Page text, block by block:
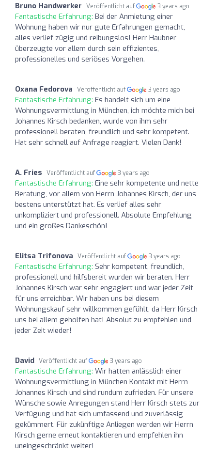
Bruno Handwerker Veröffentlicht auf 3 years ago
Fantastische Erfahrung: Bei der Anmietung einer
Wohnung haben wir nur gute Erfahrungen gemacht,
alles verlief zügig und reibungslos! Herr Haubner
überzeugte vor allem durch sein effizientes,
professionelles und seriöses Vorgehen.
Oxana Fedorova Veröffentlicht auf 3 years ago
Fantastische Erfahrung: Es handelt sich um eine
Wohnungsvermittlung in München, ich möchte mich bei
Johannes Kirsch bedanken, wurde von ihm sehr
professionell beraten, freundlich und sehr kompetent.
Hat sehr schnell auf Anfrage reagiert. Vielen Dank!
A. Fries Veröffentlicht auf 3 years ago
Fantastische Erfahrung: Eine sehr kompetente und nette
Beratung, vor allem von Herrn Johannes Kirsch, der uns
bestens unterstützt hat. Es verlief alles sehr
unkompliziert und professionell. Absolute Empfehlung
und ein großes Dankeschön!
Elitsa Trifonova Veröffentlicht auf 3 years ago
Fantastische Erfahrung: Sehr kompetent, freundlich,
professionell und hilfsbereit wurden wir beraten. Herr
Johannes Kirsch war sehr engagiert und war jeder Zeit
für uns erreichbar. Wir haben uns bei diesem
Wohnungskauf sehr willkommen gefühlt, da Herr Kirsch
uns bei allem geholfen hat! Absolut zu empfehlen und
jeder Zeit wieder!
David Veröffentlicht auf 3 years ago
Fantastische Erfahrung: Wir hatten anlässlich einer
Wohnungsvermittlung in München Kontakt mit Herrn
Johannes Kirsch und sind rundum zufrieden. Für unsere
Wünsche sowie Anregungen stand Herr Kirsch stets zur
Verfügung und hat sich umfassend und zuverlässig
gekümmert. Für zukünftige Anliegen werden wir Herrn
Kirsch gerne erneut kontaktieren und empfehlen ihn
uneingeschränkt weiter!